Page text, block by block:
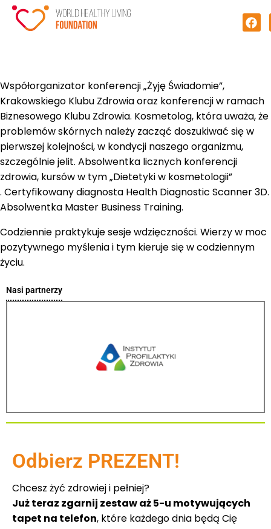
Współorganizator konferencji „Żyję Świadomie”,
Krakowskiego Klubu Zdrowia oraz konferencji w ramach
Biznesowego Klubu Zdrowia. Kosmetolog, która uważa, że
problemów skórnych należy zacząć doszukiwać się w
pierwszej kolejności, w kondycji naszego organizmu,
szczególnie jelit. Absolwentka licznych konferencji
zdrowia, kursów w tym „Dietetyki w kosmetologii”
. Certyfikowany diagnosta Health Diagnostic Scanner 3D.
Absolwentka Master Business Training.
Codziennie praktykuje sesje wdzięczności. Wierzy w moc
pozytywnego myślenia i tym kieruje się w codziennym
życiu.
Nasi partnerzy
Odbierz PREZENT!
Chcesz żyć zdrowiej i pełniej?
Już teraz zgarnij zestaw aż 5-u motywujących
tapet na telefon, które każdego dnia będą Cię